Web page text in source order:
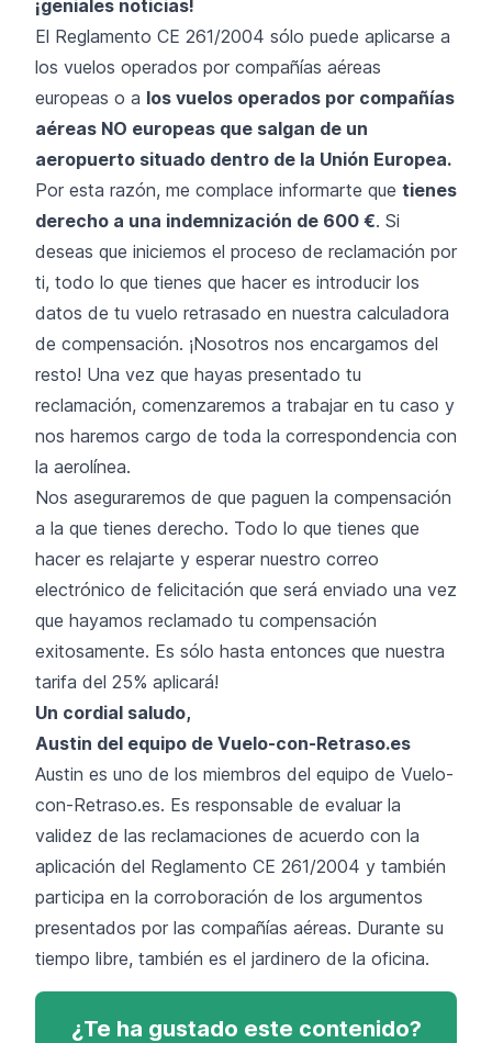
¡geniales noticias!
El Reglamento CE 261/2004 sólo puede aplicarse a
los vuelos operados por compañías aéreas
europeas o a los vuelos operados por compañías
aéreas NO europeas que salgan de un
aeropuerto situado dentro de la Unión Europea.
Por esta razón, me complace informarte que tienes
derecho a una indemnización de 600 €. Si
deseas que iniciemos el proceso de reclamación por
ti, todo lo que tienes que hacer es introducir los
datos de tu vuelo retrasado en nuestra calculadora
de compensación. ¡Nosotros nos encargamos del
resto! Una vez que hayas presentado tu
reclamación, comenzaremos a trabajar en tu caso y
nos haremos cargo de toda la correspondencia con
la aerolínea.
Nos aseguraremos de que paguen la compensación
a la que tienes derecho. Todo lo que tienes que
hacer es relajarte y esperar nuestro correo
electrónico de felicitación que será enviado una vez
que hayamos reclamado tu compensación
exitosamente. Es sólo hasta entonces que nuestra
tarifa del 25% aplicará!
Un cordial saludo,
Austin del equipo de Vuelo-con-Retraso.es
Austin es uno de los miembros del equipo de Vuelo-
con-Retraso.es. Es responsable de evaluar la
validez de las reclamaciones de acuerdo con la
aplicación del Reglamento CE 261/2004 y también
participa en la corroboración de los argumentos
presentados por las compañías aéreas. Durante su
tiempo libre, también es el jardinero de la oficina.
¿Te ha gustado este contenido?